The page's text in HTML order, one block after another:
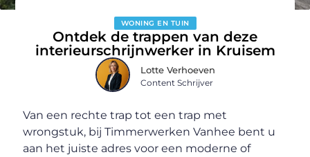
WONING EN TUIN
Ontdek de trappen van deze
interieurschrijnwerker in Kruisem
Lotte Verhoeven
Content Schrijver
Van een rechte trap tot een trap met
wrongstuk, bij Timmerwerken Vanhee bent u
aan het juiste adres voor een moderne of